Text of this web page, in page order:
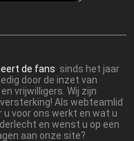
de fans sinds het jaar
door de inzet van
vrijwilligers. Wij zijn
Als webteamlid
u voor ons werkt en wat u
en wenst u op een
aan onze site?